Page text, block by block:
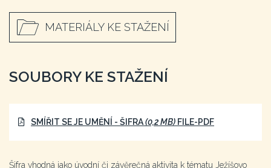
MATERIÁLY KE STAŽENÍ
SOUBORY KE STAŽENÍ
SMÍŘIT SE JE UMĚNÍ - ŠIFRA(0,2 MB) FILE-PDF
Šifra vhodná jako úvodní či závěrečná aktivita k tématu Ježíšovo